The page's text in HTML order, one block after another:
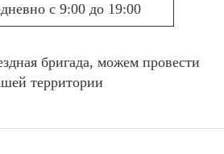
с 9:00 до 19:00
бригада, можем провести
территории